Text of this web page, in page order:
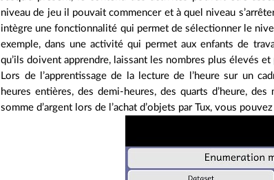
niveau de jeu il pouvait commencer et à quel niveau
intègre une fonctionnalité qui permet de sélectionner le
exemple, dans une activité qui permet aux enfants de
qu’ils doivent apprendre, laissant les nombres plus élevés
Lors de l’apprentissage de la lecture de l’heure sur un
heures entières, des demi‑heures, des quarts d’heure,
somme d’argent lors de l’achat d’objets par Tux, vous